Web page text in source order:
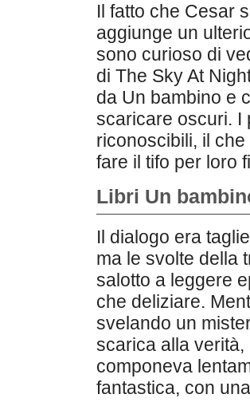
Il fatto che Cesar
aggiunge un
sono curioso di
di The Sky At
da Un bambino e
scaricare oscuri. I
riconoscibili, il
fare il tifo per loro
Libri Un
Il dialogo era
ma le svolte della
salotto a leggere
che deliziare.
svelando un
scarica alla
componeva
fantastica, con